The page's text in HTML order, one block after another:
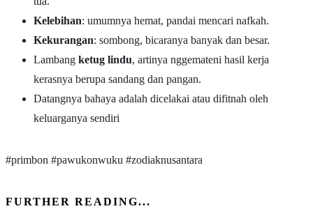
Kelebihan: umumnya hemat, pandai mencari nafkah.
Kekurangan: sombong, bicaranya banyak dan besar.
Lambang ketug lindu, artinya nggemateni hasil kerja
kerasnya berupa sandang dan pangan.
Datangnya bahaya adalah dicelakai atau difitnah oleh
keluarganya sendiri
#primbon #pawukonwuku #zodiaknusantara
FURTHER READING...